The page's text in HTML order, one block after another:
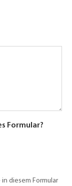
Formular?
diesem Formular